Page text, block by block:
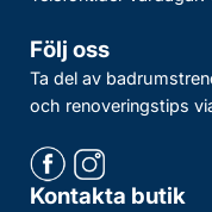
Följ oss
Ta del av
och renoveringstips
Kontakta butik